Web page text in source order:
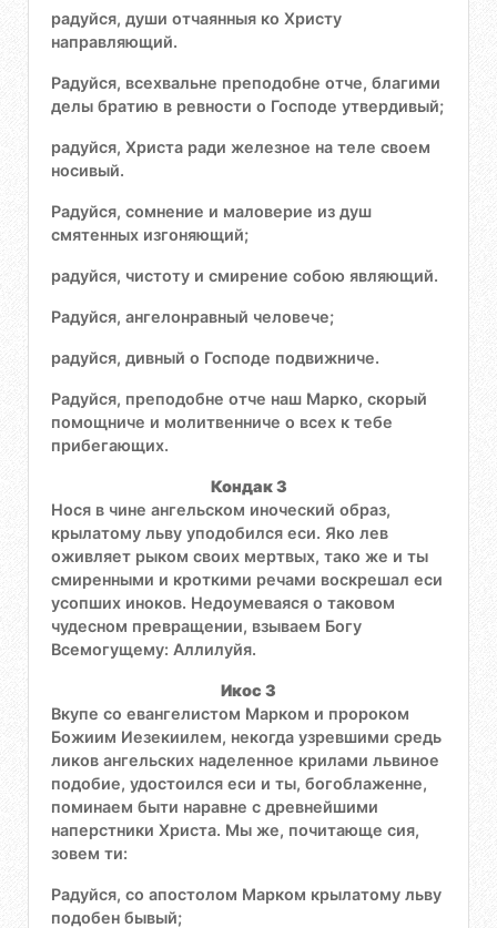
радуйся, души отчаянныя ко Христу
направляющий.
Радуйся, всехвальне преподобне отче, благими
делы братию в ревности о Господе утвердивый;
радуйся, Христа ради железное на теле своем
носивый.
Радуйся, сомнение и маловерие из душ
смятенных изгоняющий;
радуйся, чистоту и смирение собою являющий.
Радуйся, ангелонравный человече;
радуйся, дивный о Господе подвижниче.
Радуйся, преподобне отче наш Марко, скорый
помощниче и молитвенниче о всех к тебе
прибегающих.
Кондак 3
Нося в чине ангельском иноческий образ,
крылатому льву уподобился еси. Яко лев
оживляет рыком своих мертвых, тако же и ты
смиренными и кроткими речами воскрешал еси
усопших иноков. Недоумеваяся о таковом
чудесном превращении, взываем Богу
Всемогущему: Аллилуйя.
Икос 3
Вкупе со евангелистом Марком и пророком
Божиим Иезекиилем, некогда узревшими средь
ликов ангельских наделенное крилами львиное
подобие, удостоился еси и ты, богоблаженне,
поминаем быти наравне с древнейшими
наперстники Христа. Мы же, почитающе сия,
зовем ти:
Радуйся, со апостолом Марком крылатому льву
подобен бывый;